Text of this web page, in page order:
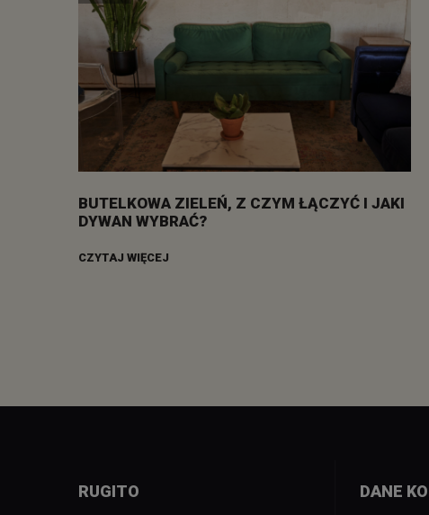
BUTELKOWA ZIELEŃ, Z CZYM ŁĄCZYĆ I JAKI
DYWAN WYBRAĆ?
CZYTAJ WIĘCEJ
RUGITO DANE